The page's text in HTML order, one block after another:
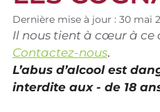
Dernière mise à jour : 30 mai
Il nous tient à cœur à ce
Contactez-nous.
L’abus d’alcool est
interdite aux - de 18